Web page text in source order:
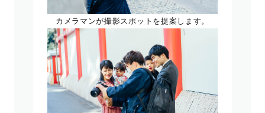
カメラマンが撮影スポットを提案します。